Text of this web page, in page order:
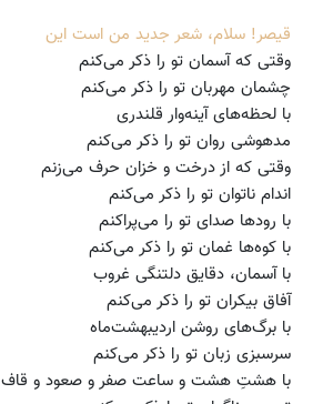
قیصر! سلام، شعر جدید من است این
وقتی که آسمان تو را ذکر می‌کنم
چشمان مهربان تو را ذکر می‌کنم
با لحظه‌های آینه‌وار قلندری
مدهوشی روان تو را ذکر می‌کنم
وقتی که از درخت و خزان حرف می‌زنم
اندام ناتوان تو را ذکر می‌کنم
با رودها صدای تو را می‌پراکنم
با کوه‌ها غمان تو را ذکر می‌کنم
با آسمان، دقایق دلتنگی غروب
آفاق بیکران تو را ذکر می‌کنم
با برگ‌های روشن اردیبهشت‌ماه
سرسبزی زبان تو را ذکر می‌کنم
با هشتِ هشت و ساعت صفر و صعود و قاف